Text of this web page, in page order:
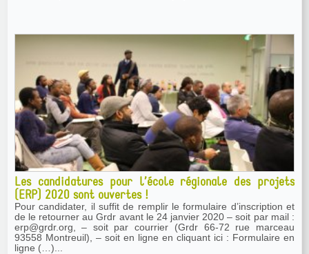
Les candidatures pour l’école régionale des projets
(ERP) 2020 sont ouvertes !
Pour candidater, il suffit de remplir le formulaire d’inscription et
de le retourner au Grdr avant le 24 janvier 2020 – soit par mail :
erp@grdr.org, – soit par courrier (Grdr 66-72 rue marceau
93558 Montreuil), – soit en ligne en cliquant ici : Formulaire en
ligne (…)...